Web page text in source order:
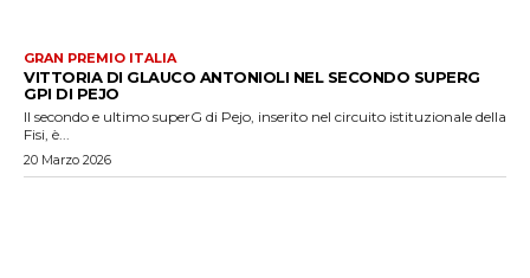
GRAN PREMIO ITALIA
VITTORIA DI GLAUCO ANTONIOLI NEL SECONDO SUPERG
GPI DI PEJO
Il secondo e ultimo superG di Pejo, inserito nel circuito istituzionale della
Fisi, è...
20 Marzo 2026